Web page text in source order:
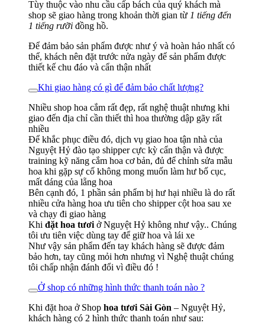
Tùy thuộc vào nhu cầu cấp bách của quý khách mà
shop sẽ giao hàng trong khoản thời gian từ 1 tiếng đến
1 tiếng rưỡi đồng hồ.
Để đảm bảo sản phẩm được như ý và hoàn hảo nhất có
thể, khách nên đặt trước nửa ngày để sản phẩm được
thiết kế chu đáo và cẩn thận nhất
Khi giao hàng có gì để đảm bảo chất lượng?
Nhiều shop hoa cắm rất đẹp, rất nghệ thuật nhưng khi
giao đến địa chỉ cần thiết thì hoa thường dập gãy rất
nhiều
Để khắc phục điều đó, dịch vụ giao hoa tận nhà của
Nguyệt Hỷ đào tạo shipper cực kỳ cẩn thận và được
training kỹ năng cắm hoa cơ bản, đủ để chỉnh sửa mẫu
hoa khi gặp sự cố không mong muốn làm hư bố cục,
mất dáng của lẵng hoa
Bên cạnh đó, 1 phần sản phẩm bị hư hại nhiều là do rất
nhiều cửa hàng hoa ưu tiên cho shipper cột hoa sau xe
và chạy đi giao hàng
Khi đặt hoa tươi ở Nguyệt Hỷ không như vậy.. Chúng
tôi ưu tiên việc dùng tay để giữ hoa và lái xe
Như vậy sản phẩm đến tay khách hàng sẽ được đảm
bảo hơn, tay cũng mỏi hơn nhưng vì Nghệ thuật chúng
tôi chấp nhận đánh đổi vì điều đó !
Ở shop có những hình thức thanh toán nào ?
Khi đặt hoa ở Shop hoa tươi Sài Gòn – Nguyệt Hỷ,
khách hàng có 2 hình thức thanh toán như sau: